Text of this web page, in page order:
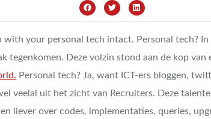
with your personal tech intact. Personal tech?
tegenkomen. Deze volzin stond aan de kop van
Personal tech? Ja, want ICT-ers bloggen,
veelal uit het zicht van Recruiters. Deze
liever over codes, implementaties, queries,